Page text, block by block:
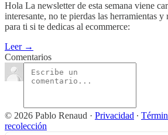
Hola La newsletter de esta semana viene
interesante, no te pierdas las herramientas y
para ti si te dedicas al ecommerce:
Leer →
Comentarios
© 2026 Pablo Renaud · Privacidad ∙
recolección